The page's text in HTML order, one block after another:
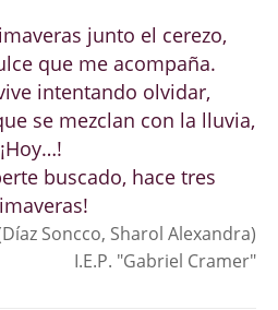
junto el cerezo,
que me acompaña.
intentando olvidar,
se mezclan con la lluvia,
¡Hoy…!
buscado, hace tres
Soncco, Sharol Alexandra)
I.E.P. "Gabriel Cramer"